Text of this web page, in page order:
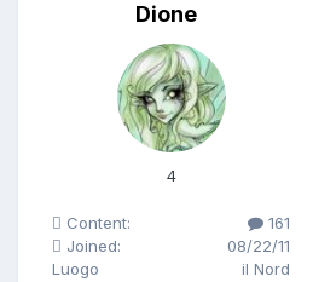
Dione
4
Content:
161
Joined:
08/22/11
Luogo
il Nord